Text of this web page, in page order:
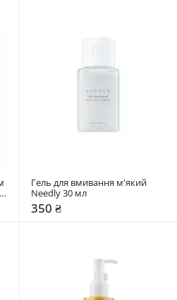
Гель для вмивання м'який
Needly 30 мл
350 ₴